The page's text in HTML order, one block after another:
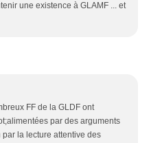
une existence à GLAMF ... et
FF de la GLDF ont
par des arguments
la lecture attentive des